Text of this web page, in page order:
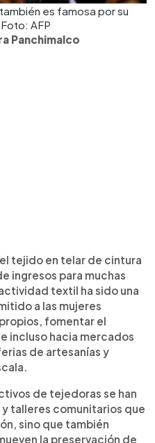
es famosa por su
AFP
Panchimalco
tejido en telar de cintura
ingresos para muchas
textil ha sido una
a las mujeres
fomentar el
incluso hacia mercados
de artesanías y
de tejedoras se han
talleres comunitarios que
sino que también
la preservación de